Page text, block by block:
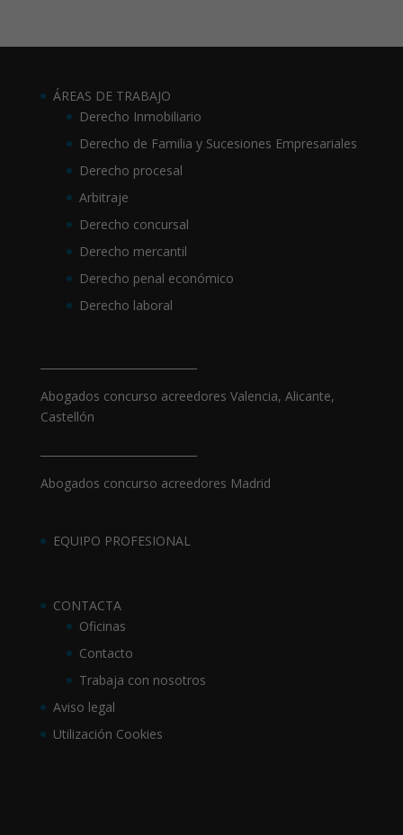
ÁREAS DE TRABAJO
Derecho Inmobiliario
Derecho de Familia y Sucesiones Empresariales
Derecho procesal
Arbitraje
Derecho concursal
Derecho mercantil
Derecho penal económico
Derecho laboral
Abogados concurso acreedores Valencia, Alicante,
Castellón
Abogados concurso acreedores Madrid
EQUIPO PROFESIONAL
CONTACTA
Oficinas
Contacto
Trabaja con nosotros
Aviso legal
Utilización Cookies